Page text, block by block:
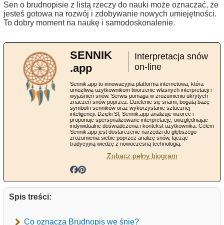
Sen o brudnopisie z listą rzeczy do nauki może oznaczać, że
jesteś gotowa na rozwój i zdobywanie nowych umiejętności.
To dobry moment na naukę i samodoskonalenie.
SENNIK
.app
Interpretacja snów
on-line
Sennik.app to innowacyjna platforma internetowa, która
umożliwia użytkownikom tworzenie własnych interpretacji i
wyjaśnień snów. Serwis pomaga w zrozumieniu ukrytych
znaczeń snów poprzez: Dzielenie się snami, bogatą bazę
symboli i senników oraz wykorzystanie sztucznej
inteligencji: Dzięki SI, Sennik.app analizuje wzorce i
proponuje spersonalizowane interpretacje, uwzględniając
indywidualne doświadczenia i kontekst użytkownika. Celem
Sennik.app jest dostarczenie narzędzi do głębszego
zrozumienia siebie poprzez analizę snów, łącząc
tradycyjną wiedzę z nowoczesną technologią.
Zobacz pełny biogram
Spis treści:
Co oznacza Brudnopis we śnie?